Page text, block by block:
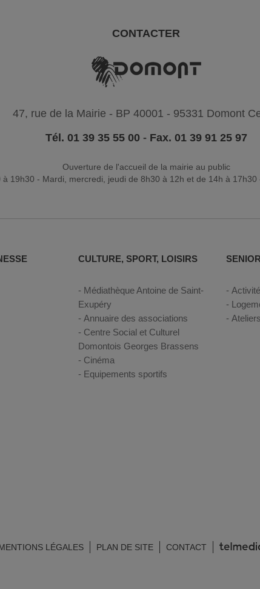
CONTACTER
47, rue de la Mairie - BP 40001 - 95331 Domont
Tél. 01 39 35 55 00 - Fax. 01 39 91 25 97
Ouverture de l'accueil de la mairie au public
19h30 - Mardi, mercredi, jeudi de 8h30 à 12h et de 14h à
CULTURE, SPORT, LOISIRS
Médiathèque Antoine de Saint-
Exupéry
Annuaire des associations
Centre Social et Culturel
Domontois Georges Brassens
Cinéma
Equipements sportifs
LÉGALES PLAN DE SITE CONTACT